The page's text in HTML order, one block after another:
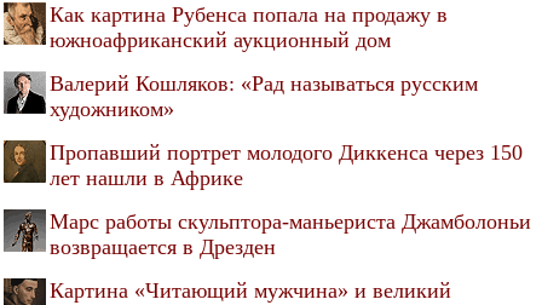
Как картина Рубенса попала на продажу в
южноафриканский аукционный дом
Валерий Кошляков: «Рад называться русским
художником»
Пропавший портрет молодого Диккенса через 150
лет нашли в Африке
Марс работы скульптора-маньериста Джамболоньи
возвращается в Дрезден
Картина «Читающий мужчина» и великий